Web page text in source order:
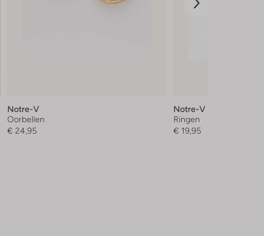
Notre-V
Oorbellen
€ 24,95
Notre-V
Ringen
€ 19,95